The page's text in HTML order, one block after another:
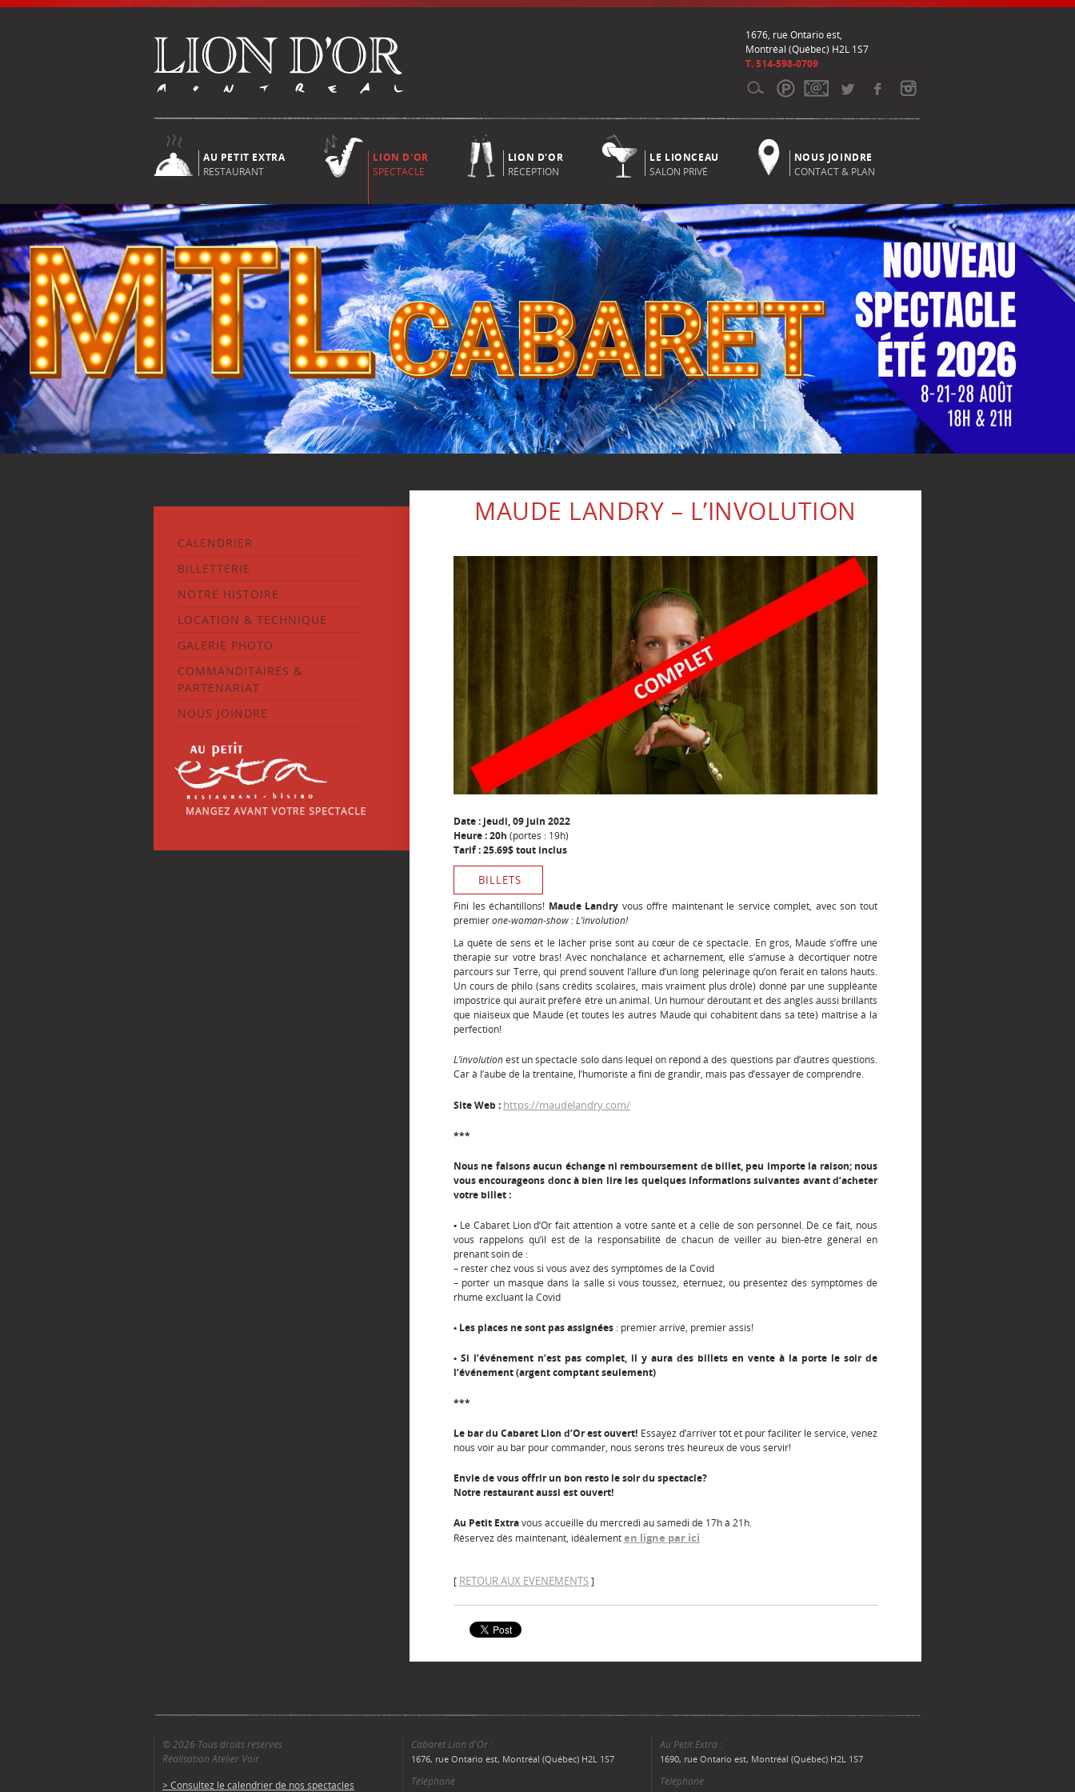
1676, rue Ontario est,
Montréal (Québec) H2L 1S7
T. 514-598-0709
AU PETIT EXTRA
RESTAURANT
LION D'OR
SPECTACLE
LION D'OR
RÉCEPTION
LE LIONCEAU
SALON PRIVÉ
NOUS JOINDRE
CONTACT & PLAN
CALENDRIER
BILLETTERIE
NOTRE HISTOIRE
LOCATION & TECHNIQUE
GALERIE PHOTO
COMMANDITAIRES &
PARTENARIAT
NOUS JOINDRE
MAUDE LANDRY – L’INVOLUTION
Date : jeudi, 09 juin 2022
Heure : 20h (portes : 19h)
Tarif : 25.69$ tout inclus
BILLETS
Fini les échantillons! Maude Landry vous offre maintenant le service complet, avec son tout
premierone-woman-show :L’involution!
La quête de sens et le lâcher prise sont au cœur de ce spectacle. En gros, Maude s’offre une
thérapie sur votre bras! Avec nonchalance et acharnement, elle s’amuse à décortiquer notre
parcours sur Terre, qui prend souvent l’allure d’un long pèlerinage qu’on ferait en talons hauts.
Un cours de philo (sans crédits scolaires, mais vraiment plus drôle) donné par une suppléante
impostrice qui aurait préféré être un animal. Un humour déroutant et des angles aussi brillants
que niaiseux que Maude (et toutes les autres Maude qui cohabitent dans sa tête) maîtrise à la
perfection!
L’involutionest un spectacle solo dans lequel on répond à des questions par d’autres questions.
Car à l’aube de la trentaine, l’humoriste a fini de grandir, mais pas d’essayer de comprendre.
Site Web : https://maudelandry.com/
***
Nous ne faisons aucun échange ni remboursement de billet, peu importe la raison; nous
vous encourageons donc à bien lire les quelques informations suivantes avant d’acheter
votre billet :
• Le Cabaret Lion d’Or fait attention à votre santé et à celle de son personnel. De ce fait, nous
vous rappelons qu’il est de la responsabilité de chacun de veiller au bien-être général en
prenant soin de :
– rester chez vous si vous avez des symptômes de la Covid
– porter un masque dans la salle si vous toussez, éternuez, ou présentez des symptômes de
rhume excluant la Covid
• Les places ne sont pas assignées : premier arrivé, premier assis!
• Si l’événement n’est pas complet, il y aura des billets en vente à la porte le soir de
l’événement (argent comptant seulement)
***
Le bar du Cabaret Lion d’Or est ouvert! Essayez d’arriver tôt et pour faciliter le service, venez
nous voir au bar pour commander, nous serons très heureux de vous servir!
Envie de vous offrir un bon resto le soir du spectacle?
Notre restaurant aussi est ouvert!
Au Petit Extravous accueille du mercredi au samedi de 17h à 21h.
Réservez dès maintenant, idéalementen ligne par ici
[ RETOUR AUX EVENEMENTS]
© 2026 Tous droits réservés
Réalisation Atelier Voir
> Consultez le calendrier de nos spectacles
Cabaret Lion d'Or :
1676, rue Ontario est, Montréal (Québec) H2L 1S7
Téléphone
Au Petit Extra :
1690, rue Ontario est, Montréal (Québec) H2L 1S7
Téléphone